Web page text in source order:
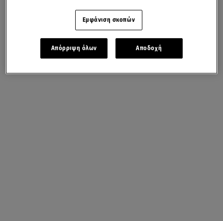
Εμφάνιση σκοπών
Απόρριψη όλων Αποδοχή